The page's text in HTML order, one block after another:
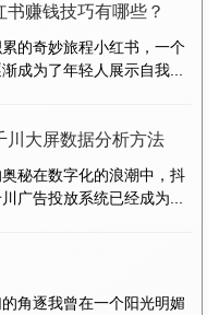
赚钱技巧有哪些？
的奇妙旅程小红书，一个
成为了年轻人展示自我...
川大屏数据分析方法
秘在数字化的浪潮中，抖
广告投放系统已经成为...
角逐我曾在一个阳光明媚